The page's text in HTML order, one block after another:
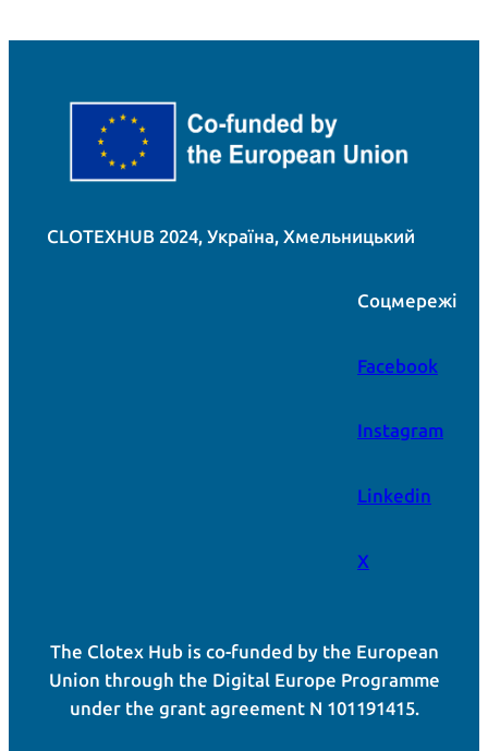
CLOTEXHUB 2024, Україна, Хмельницький
Соцмережі
Facebook
Instagram
Linkedin
X
The Clotex Hub is co-funded by the European
Union through the Digital Europe Programme
under the grant agreement N 101191415.